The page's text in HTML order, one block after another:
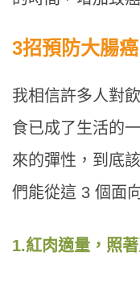
3招預防大腸癌
我相信許多人對
食已成了生活的
來的彈性，到底
們能從這 3 個面
1.紅肉適量，照